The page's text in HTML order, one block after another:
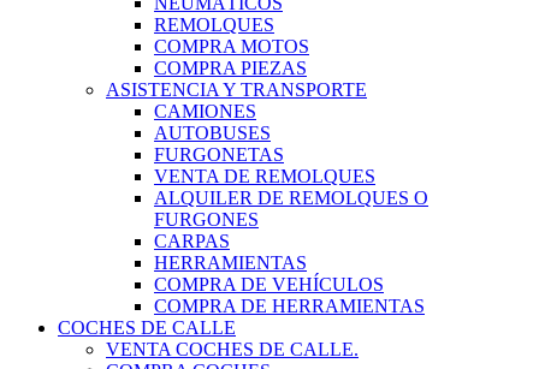
REMOLQUES
COMPRA MOTOS
COMPRA PIEZAS
ASISTENCIA Y TRANSPORTE
CAMIONES
AUTOBUSES
FURGONETAS
VENTA DE REMOLQUES
ALQUILER DE REMOLQUES O
FURGONES
CARPAS
HERRAMIENTAS
COMPRA DE VEHÍCULOS
COMPRA DE HERRAMIENTAS
COCHES DE CALLE
VENTA COCHES DE CALLE.